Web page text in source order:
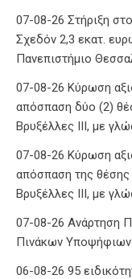
07-08-26 Στήριξη
Σχεδόν 2,3 εκατ.
Πανεπιστήμιο
07-08-26 Κύρωση
απόσπαση δύο (2)
Βρυξέλλες ΙΙΙ, με
07-08-26 Κύρωση
απόσπαση της
Βρυξέλλες ΙΙΙ, με
07-08-26 Ανάρτηση
Πινάκων
06-08-26 95